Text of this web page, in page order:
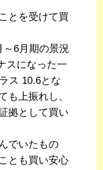
とを受けて買
6月期の景況
スになった一
ス 10.6とな
も上振れし、
拠として買い
でいたもの
とも買い安心